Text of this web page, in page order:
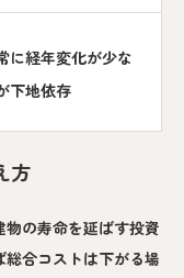
に経年変化が少な
下地依存
方
の寿命を延ばす投資
合コストは下がる場